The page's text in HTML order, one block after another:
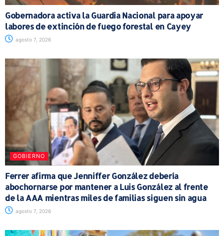
Gobernadora activa la Guardia Nacional para apoyar
labores de extinción de fuego forestal en Cayey
agosto 7, 2026
GOBIERNO
Ferrer afirma que Jenniffer González debería
abochornarse por mantener a Luis González al frente
de la AAA mientras miles de familias siguen sin agua
agosto 7, 2026